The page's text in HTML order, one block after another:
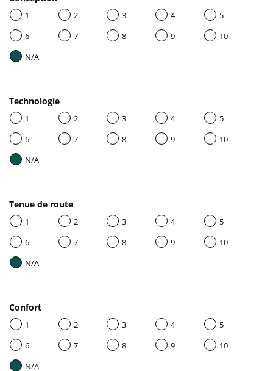
1 2 3 4
5
6
7 8 9
10
N/A
Technologie
1 2 3 4
5
6
7 8 9
10
N/A
Tenue de route
1 2 3 4
5
6
7 8 9
10
N/A
Confort
1 2 3 4
5
6
7 8 9
10
N/A